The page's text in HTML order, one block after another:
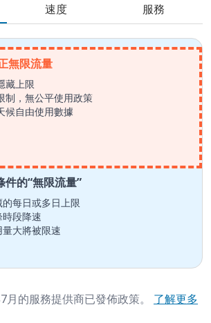
速度 服務
無限流量
藏上限
制，無公平使用政策
候自由使用數據
件的“無限流量”
的每日或多日上限
時段降速
量大將被限速
的服務提供商已發佈政策。 了解更多